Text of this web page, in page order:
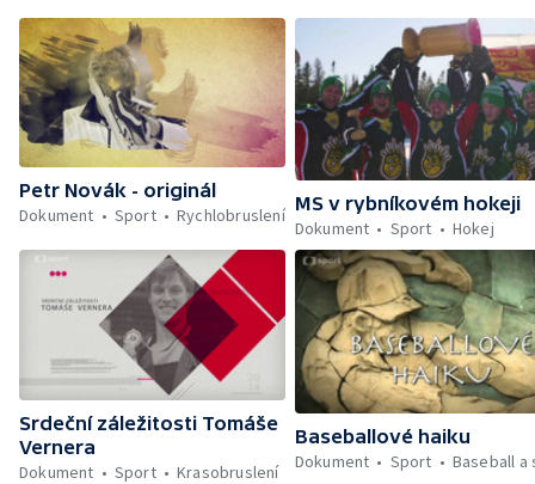
Petr Novák - originál
Dokument
Sport Rychlobruslení
MS v rybníkovém hokeji
Dokument
Sport Hokej
Srdeční záležitosti Tomáše
Vernera
Dokument
Sport Krasobruslení
Baseballové haiku
Dokument
Sport Baseball